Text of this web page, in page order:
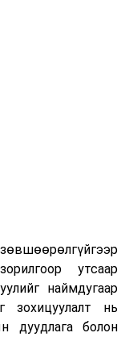
утсаар
наймдугаар
зохицуулалт нь
дуудлага болон